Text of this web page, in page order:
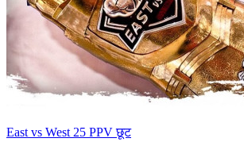
East vs West 25 PPV छूट